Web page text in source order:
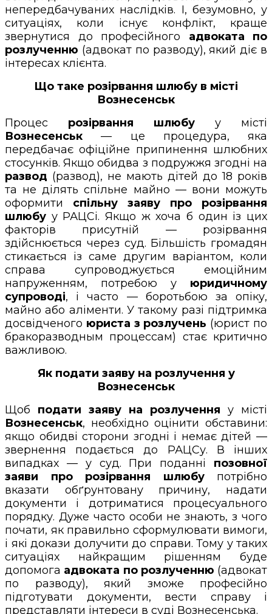
непередбачуваних наслідків. І, безумовно, у
ситуаціях, коли існує конфлікт, краще
звернутися до професійного адвоката по
розлученню (адвокат по разводу), який діє в
інтересах клієнта.
Що таке розірвання шлюбу в місті
Вознесенськ
Процес розірвання шлюбу у місті
Вознесенськ — це процедура, яка
передбачає офіційне припинення шлюбних
стосунків. Якщо обидва з подружжя згодні на
развод (развод), не мають дітей до 18 років
та не ділять спільне майно — вони можуть
оформити спільну заяву про розірвання
шлюбу у РАЦСі. Якщо ж хоча б один із цих
факторів присутній — розірвання
здійснюється через суд. Більшість громадян
стикається із саме другим варіантом, коли
справа супроводжується емоційним
напруженням, потребою у юридичному
супроводі, і часто — боротьбою за опіку,
майно або аліменти. У такому разі підтримка
досвідченого юриста з розлучень (юрист по
бракоразводным процессам) стає критично
важливою.
Як подати заяву на розлучення у
Вознесенськ
Щоб подати заяву на розлучення у місті
Вознесенськ, необхідно оцінити обставини:
якщо обидві сторони згодні і немає дітей —
звернення подається до РАЦСу. В інших
випадках — у суд. При поданні позовної
заяви про розірвання шлюбупотрібно
вказати обґрунтовану причину, надати
документи і дотриматися процесуального
порядку. Дуже часто особи не знають, з чого
почати, як правильно сформулювати вимоги,
і які докази долучити до справи. Тому у таких
ситуаціях найкращим рішенням буде
допомога адвоката по розлученню (адвокат
по разводу), який зможе професійно
підготувати документи, вести справу і
представляти інтереси в суді Вознесенська.